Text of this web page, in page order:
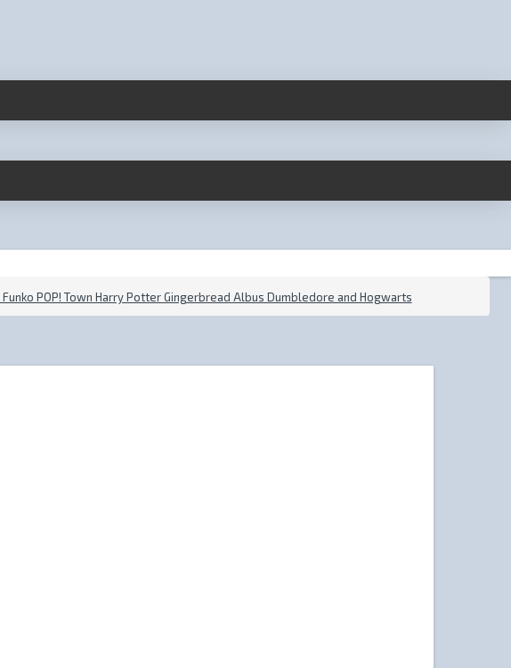
POP! Town Harry Potter Gingerbread Albus Dumbledore and Hogwarts